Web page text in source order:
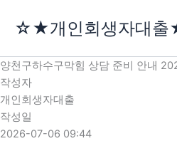
로
건
너
뛰
기
☆★개인회생자대
양천구하수구막힘 상담 준비 안내
작성자
개인회생자대출
작성일
2026-07-06 09:44